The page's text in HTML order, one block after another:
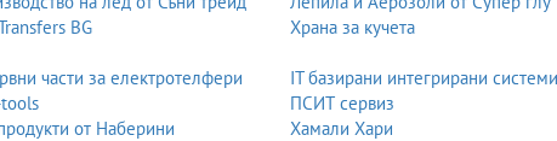
– важно е да се пробва внимателно.
а надолу роклята пада свободно.
BG Храна за кучета
части за електротелфери
IT базирани интегрирани
ПСИТ сервиз
от Наберини Хамали Хари